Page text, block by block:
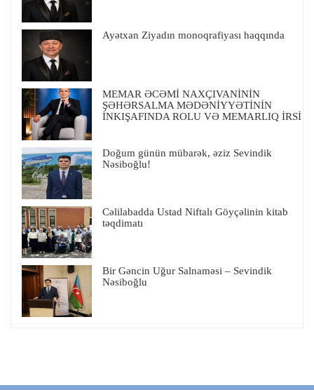
Ayətxan Ziyadın monoqrafiyası haqqında
MEMAR ƏCƏMİ NAXÇIVANİNİN
ŞƏHƏRSALMA MƏDƏNİYYƏTİNİN
İNKIŞAFINDA ROLU VƏ MEMARLIQ İRSİ
Doğum günün mübarək, əziz Sevindik
Nəsiboğlu!
Cəlilabadda Ustad Niftalı Göyçəlinin kitab
təqdimatı
Bir Gəncin Uğur Salnaməsi – Sevindik
Nəsiboğlu